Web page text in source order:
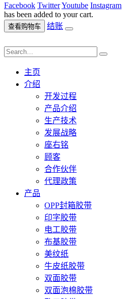
Facebook TwitterYoutube Instagram
has been added to your cart.
查看购物车 结账
主页
介绍
开发过程
产品介绍
生产技术
发展战略
座右铭
顾客
合作伙伴
代理政策
产品
OPP封箱胶带
印字胶带
电工胶带
布基胶带
美纹纸
牛皮纸胶带
双面胶带
双面泡棉胶带